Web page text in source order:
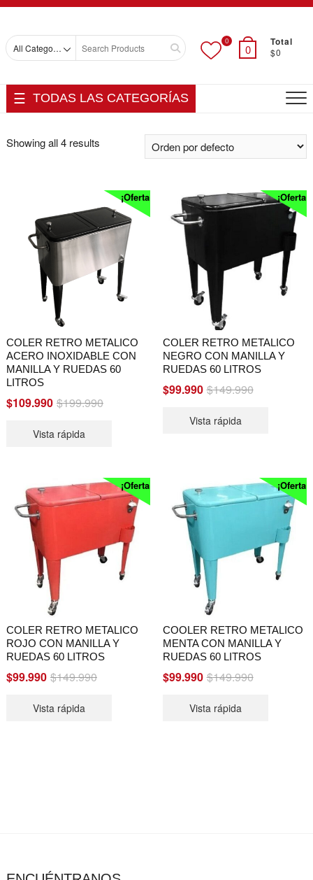
Skip
content
Search
0
0
Total
$0
TODAS LAS CATEGORÍAS
Showing all 4 results
¡Oferta!
COLER RETRO METALICO
ACERO INOXIDABLE CON
MANILLA Y RUEDAS 60
LITROS
$199.990Original
$109.990
Current
Vista rápida
¡Oferta!
COLER RETRO METALICO
NEGRO CON MANILLA Y
RUEDAS 60 LITROS
$149.990Original
$99.990
Current
Vista rápida
¡Oferta!
COLER RETRO METALICO
ROJO CON MANILLA Y
RUEDAS 60 LITROS
$149.990Original
$99.990
Current
Vista rápida
¡Oferta!
COOLER RETRO METALICO
MENTA CON MANILLA Y
RUEDAS 60 LITROS
$149.990Original
$99.990
Current
Vista rápida